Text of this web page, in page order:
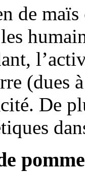
de maïs
(dues
De